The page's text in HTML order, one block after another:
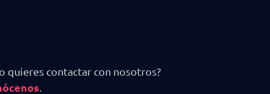
quieres contactar con nosotros?